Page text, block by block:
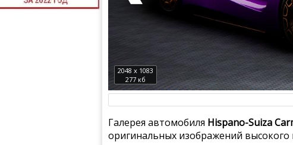
2048 x 1083
277 кб
Галерея автомобиля Hispano-Suiza
оригинальных изображений высокого